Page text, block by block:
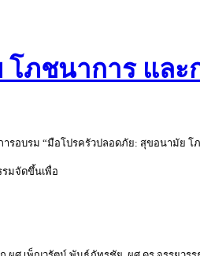
ภชนาการ และ
รอบรม “มือโปรครัวปลอดภัย: สุขอนามัย โ
รมจัดขึ้นเพื่อ